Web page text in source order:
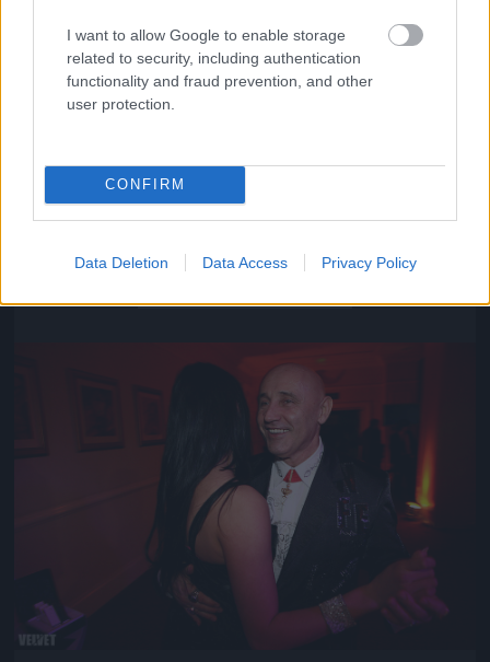
I want to allow Google to enable storage
related to security, including authentication
functionality and fraud prevention, and other
user protection.
CONFIRM
Data Deletion Data Access Privacy Policy
Fotó: Szécsi István / Velvet
Jön még kép!